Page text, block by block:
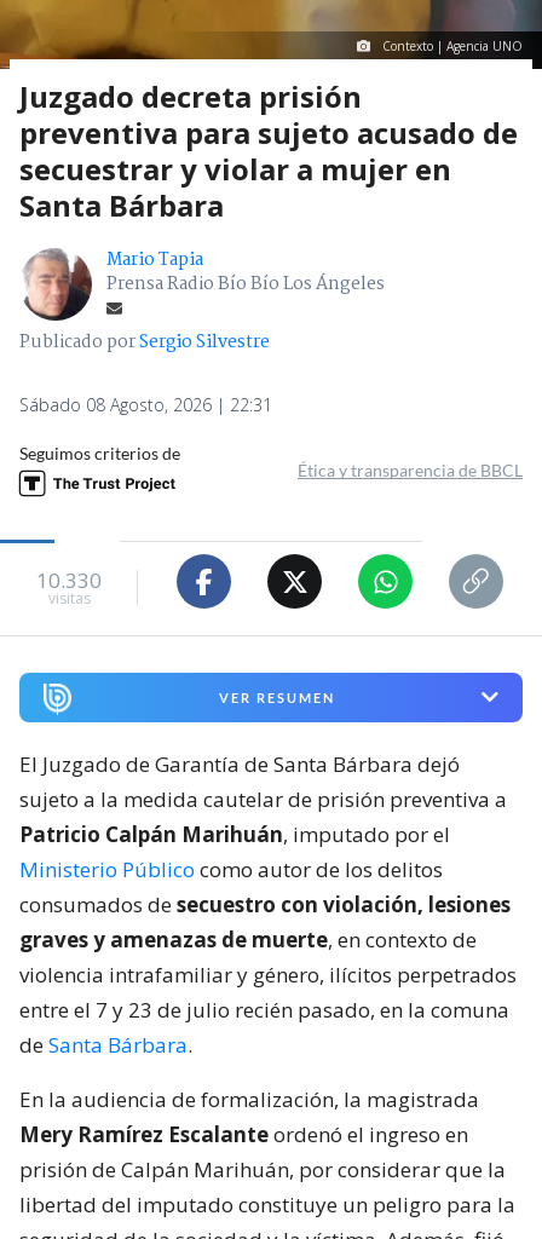
Contexto | Agencia UNO
Juzgado decreta prisión
preventiva para sujeto acusado de
secuestrar y violar a mujer en
Santa Bárbara
Mario Tapia
Prensa Radio Bío Bío Los Ángeles
Publicado porSergio Silvestre
Sábado 08 Agosto, 2026 | 22:31
Seguimos criterios de
Ética y transparencia de BBCL
10.330
visitas
VER RESUMEN
El Juzgado de Garantía de Santa Bárbara dejó
sujeto a la medida cautelar de prisión preventiva a
Patricio Calpán Marihuán, imputado por el
Ministerio Público como autor de los delitos
consumados desecuestro con violación, lesiones
graves y amenazas de muerte, en contexto de
violencia intrafamiliar y género, ilícitos perpetrados
entre el 7 y 23 de julio recién pasado, en la comuna
deSanta Bárbara.
En la audiencia de formalización, la magistrada
Mery Ramírez Escalanteordenó el ingreso en
prisión de Calpán Marihuán, por considerar que la
libertad del imputado constituye un peligro para la